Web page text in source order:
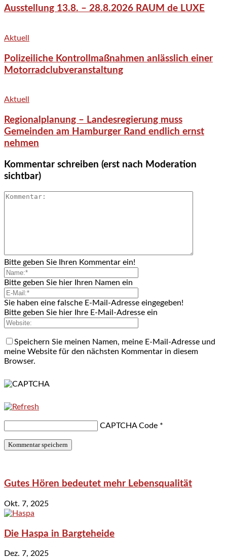
Ausstellung 13.8. – 28.8.2026 RAUM de LUXE
Aktuell
Polizeiliche Kontrollmaßnahmen anlässlich einer
Motorradclubveranstaltung
Aktuell
Regionalplanung – Landesregierung muss
Gemeinden am Hamburger Rand endlich ernst
nehmen
Kommentar schreiben (erst nach Moderation
sichtbar)
Bitte geben Sie Ihren Kommentar ein!
Bitte geben Sie hier Ihren Namen ein
Sie haben eine falsche E-Mail-Adresse eingegeben!
Bitte geben Sie hier Ihre E-Mail-Adresse ein
Speichern Sie meinen Namen, meine E-Mail-Adresse und
meine Website für den nächsten Kommentar in diesem
Browser.
CAPTCHA Code *
Gutes Hören bedeutet mehr Lebensqualität
Okt. 7, 2025
Die Haspa in Bargteheide
Dez. 7, 2025